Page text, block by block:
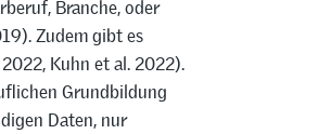
Branche, oder
Zudem gibt es
Kuhn et al. 2022).
Grundbildung
Daten, nur